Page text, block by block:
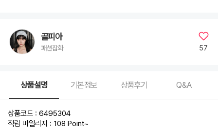
골피아
패션잡화 57
상품설명 기본정보 상품후기 Q&A
상품코드 : 6495304
적립 마일리지 : 108 Point~